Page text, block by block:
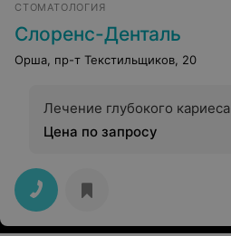
СТОМАТОЛОГИЯ
Слоренс-Денталь
Орша, пр-т Текстильщиков, 20
Лечение глубокого кариеса
Цена по запросу